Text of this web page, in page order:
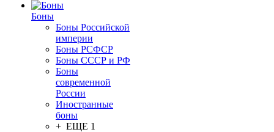
Боны
Боны Российской
империи
Боны РСФСР
Боны СССР и РФ
Боны
современной
России
Иностранные
боны
+ ЕЩЕ 1